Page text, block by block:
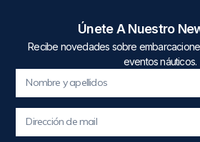
Únete A Nuestro
Recibe novedades sobre
eventos náuticos.